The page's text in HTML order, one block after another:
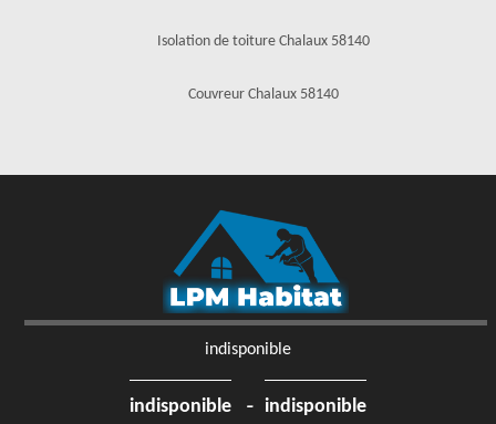
Isolation de toiture Chalaux 58140
Couvreur Chalaux 58140
indisponible
indisponible - indisponible